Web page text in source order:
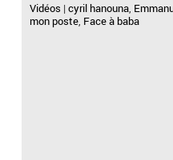
Vidéos |cyril hanouna,
mon poste, Face à baba